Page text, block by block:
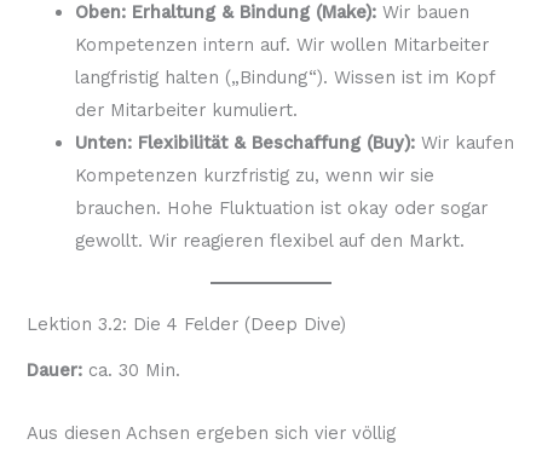
Oben: Erhaltung & Bindung (Make):Wir bauen
Kompetenzen intern auf. Wir wollen Mitarbeiter
langfristig halten („Bindung“). Wissen ist im Kopf
der Mitarbeiter kumuliert.
Unten: Flexibilität & Beschaffung (Buy):Wir kaufen
Kompetenzen kurzfristig zu, wenn wir sie
brauchen. Hohe Fluktuation ist okay oder sogar
gewollt. Wir reagieren flexibel auf den Markt.
Lektion 3.2: Die 4 Felder (Deep Dive)
Dauer:ca. 30 Min.
Aus diesen Achsen ergeben sich vier völlig